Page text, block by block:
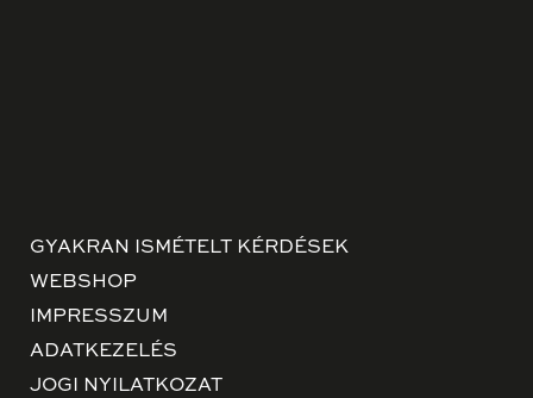
GYAKRAN ISMÉTELT KÉRDÉSEK
WEBSHOP
IMPRESSZUM
ADATKEZELÉS
JOGI NYILATKOZAT